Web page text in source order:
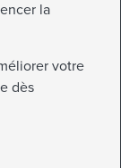
la
votre
dès